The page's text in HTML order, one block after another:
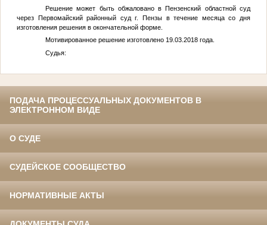
Решение может быть обжаловано в Пензенский областной суд
через Первомайский районный суд г. Пензы в течение месяца со дня
изготовления решения в окончательной форме.
Мотивированное решение изготовлено 19.03.2018 года.
Судья:
ПОДАЧА ПРОЦЕССУАЛЬНЫХ ДОКУМЕНТОВ В
ЭЛЕКТРОННОМ ВИДЕ
О СУДЕ
СУДЕЙСКОЕ СООБЩЕСТВО
НОРМАТИВНЫЕ АКТЫ